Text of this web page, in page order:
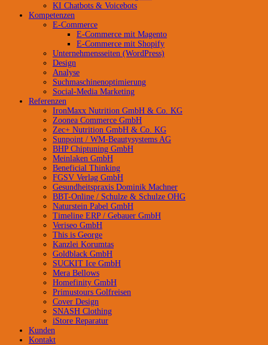
KI Chatbots & Voicebots
Kompetenzen
E-Commerce
E-Commerce mit Magento
E-Commerce mit Shopify
Unternehmensseiten (WordPress)
Design
Analyse
Suchmaschinenoptimierung
Social-Media Marketing
Referenzen
IronMaxx Nutrition GmbH & Co. KG
Zoonea Commerce GmbH
Zec+ Nutrition GmbH & Co. KG
Sunpoint / WM-Beautysystems AG
BHP Chiptuning GmbH
Meinlaken GmbH
Beneficial Thinking
FGSV Verlag GmbH
Gesundheitspraxis Dominik Machner
BBT-Online / Schulze & Schulze OHG
Naturstein Pabel GmbH
Timeline ERP / Gebauer GmbH
Veriseo GmbH
This is George
Kanzlei Korumtas
Goldblack GmbH
SUCKIT Ice GmbH
Mera Bellows
Homefinity GmbH
Primustours Golfreisen
Cover Design
SNASH Clothing
iStore Reparatur
Kunden
Kontakt